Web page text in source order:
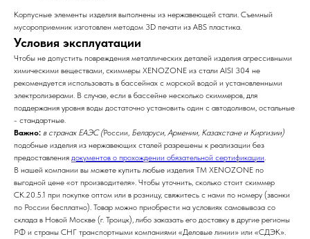
Корпусные элементы изделия выполнены из нержавеющей стали. Съемный
мусороприемник изготовлен методом 3D печати из ABS пластика.
Условия эксплуатации
Чтобы не допустить повреждения металлических деталей изделия агрессивными
химическими веществами, скиммеры XENOZONE из стали AISI 304 не
рекомендуется использовать в бассейнах с морской водой и установленными
электролизерами. В случае, если в бассейне несколько скиммеров, для
поддержания уровня воды достаточно установить один с автодоливом, остальные
- стандартные.
Важно: в странах ЕАЭС (России, Беларуси, Армении, Казахстане и Киргизии)
подобные изделия из нержавеющих сталей разрешены к реализации без
предоставления документов о прохождении обязательной сертификации.
В нашей компании вы можете купить любые изделия ТМ XENOZONE по
выгодной цене «от производителя». Чтобы уточнить, сколько стоит скиммер
СК.20.5.1 при покупке оптом или в розницу, свяжитесь с нами по номеру (звонки
по России бесплатно). Товар можно приобрести на условиях самовывоза со
склада в Новой Москве (г. Троицк), либо заказать его доставку в другие регионы
РФ и страны СНГ транспортными компаниями «Деловые линии» или «СДЭК».